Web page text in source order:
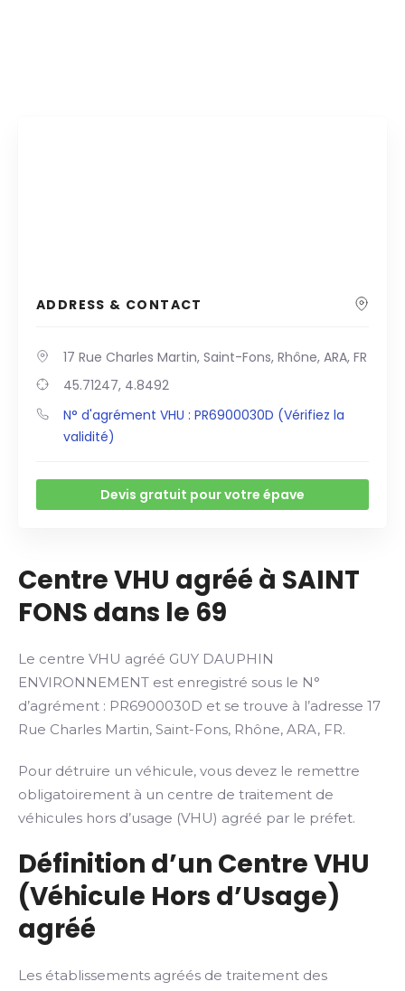
ADDRESS & CONTACT
17 Rue Charles Martin, Saint-Fons, Rhône, ARA, FR
45.71247, 4.8492
N° d'agrément VHU : PR6900030D (Vérifiez la
validité)
Devis gratuit pour votre épave
Centre VHU agréé à SAINT
FONS dans le 69
Le centre VHU agréé GUY DAUPHIN
ENVIRONNEMENT est enregistré sous le N°
d’agrément : PR6900030D et se trouve à l’adresse 17
Rue Charles Martin, Saint-Fons, Rhône, ARA, FR.
Pour détruire un véhicule, vous devez le remettre
obligatoirement à un centre de traitement de
véhicules hors d’usage (VHU) agréé par le préfet.
Définition d’un Centre VHU
(Véhicule Hors d’Usage)
agréé
Les établissements agréés de traitement des